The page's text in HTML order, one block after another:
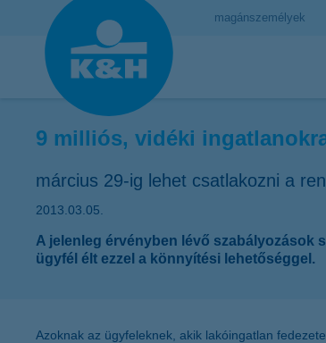
magánszemélyek
9 milliós, vidéki
március 29-ig lehet csatlakozni a
2013.03.05.
A jelenleg érvényben lévő szabályozások
ügyfél élt ezzel a könnyítési lehetőséggel.
Azoknak az ügyfeleknek, akik lakóingatlan